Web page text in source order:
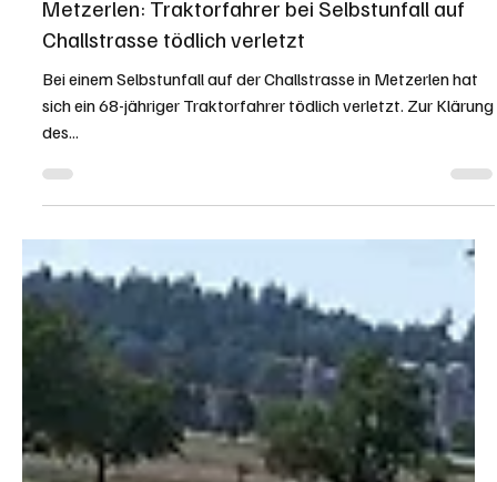
KAPO SO
25. Juli 2023
1 Min. Lesezeit